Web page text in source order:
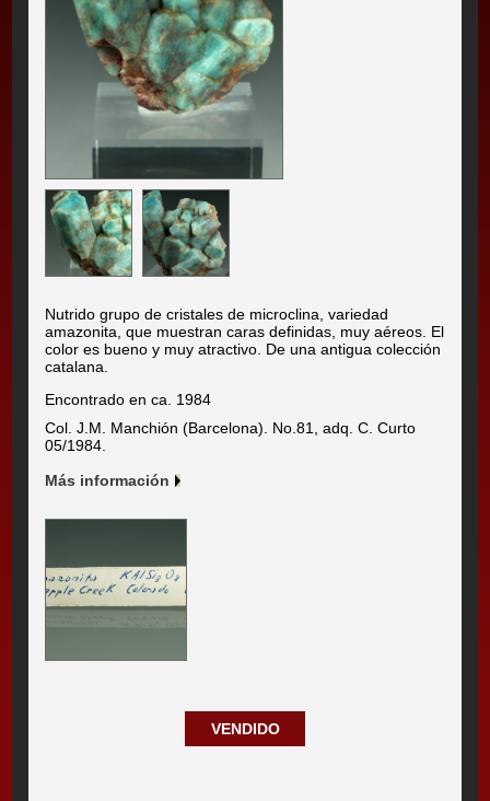
Nutrido grupo de cristales de microclina, variedad
amazonita, que muestran caras definidas, muy aéreos. El
color es bueno y muy atractivo. De una antigua colección
catalana.
Encontrado en ca. 1984
Col. J.M. Manchión (Barcelona). No.81, adq. C. Curto
05/1984.
Más información
VENDIDO